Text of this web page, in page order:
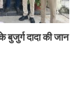
दादा की जान